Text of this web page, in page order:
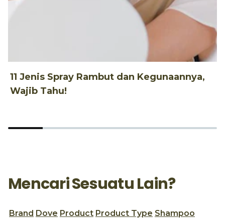
11 Jenis Spray Rambut dan Kegunaannya,
Wajib Tahu!
Mencari Sesuatu Lain?
Brand Dove Product Product Type Shampoo